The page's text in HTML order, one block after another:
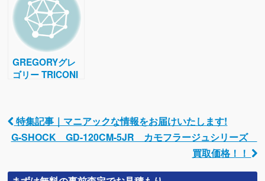
GREGORYグレ
ゴリー TRICONI
Post navigation
特集記事｜マニアックな情報をお届けいたします!
G-SHOCK GD-120CM-5JR カモフラージュシリーズ
買取価格！！